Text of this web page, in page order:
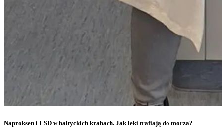
Naproksen i LSD w bałtyckich krabach. Jak leki trafiają do morza?